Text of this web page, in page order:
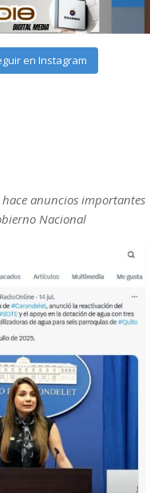
en Instagram
anuncios importantes
Nacional